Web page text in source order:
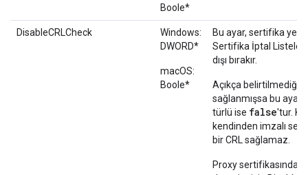
Boole*
DisableCRLCheck
Windows:
DWORD*
macOS:
Boole*
Bu ayar, sertifika
Sertifika İptal
dışı bırakır.
Açıkça belirtilmediği
sağlanmışsa bu
türlü ise false'tur.
kendinden imzalı
bir CRL sağlamaz.
Proxy sertifikasında